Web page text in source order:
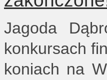
Jagoda
konkursach
koniach na